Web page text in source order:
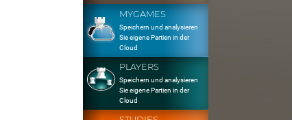
MYGAMES
Speichern und analysieren
Sie eigene Partien in der
Cloud
PLAYERS
Speichern und analysieren
Sie eigene Partien in der
Cloud